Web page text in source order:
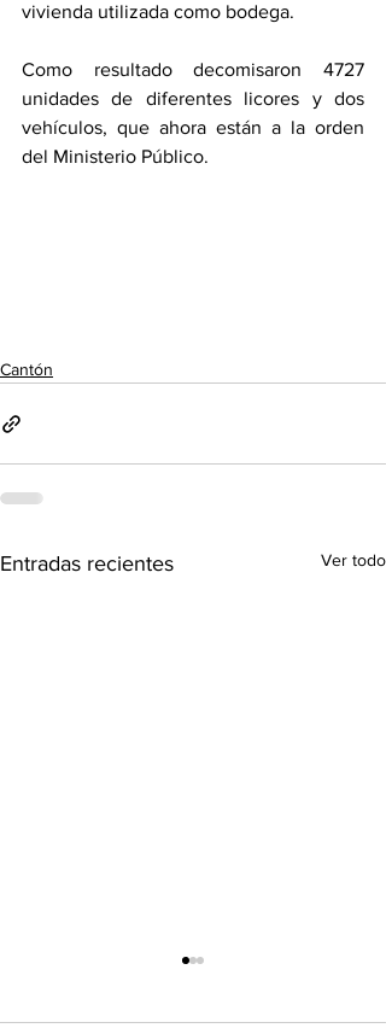
vivienda utilizada como bodega.
Como resultado decomisaron 4727
unidades de diferentes licores y dos
vehículos, que ahora están a la orden
del Ministerio Público.
Cantón
Entradas recientes Ver todo